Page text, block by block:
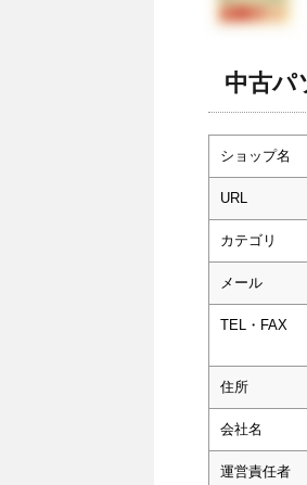
中古
ショップ名
URL
カテゴリ
メール
TEL・FAX
住所
会社名
運営責任者